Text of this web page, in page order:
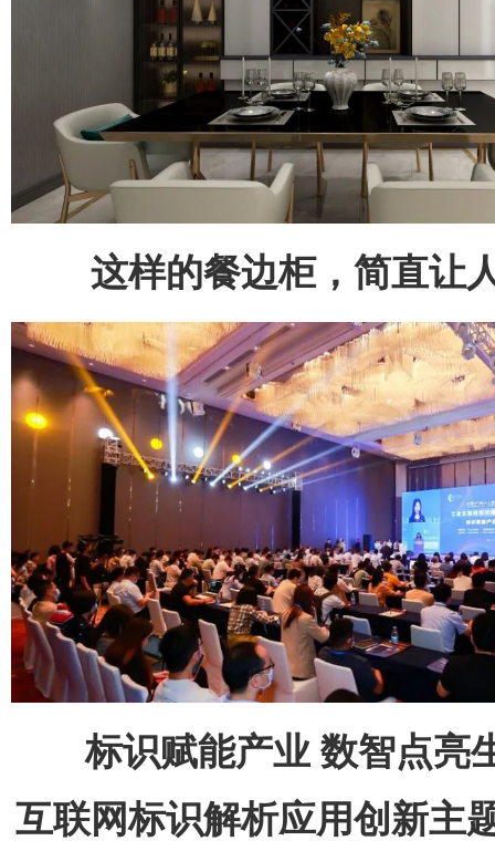
这样的餐边柜，简直让
标识赋能产业 数智点
互联网标识解析应用创新主